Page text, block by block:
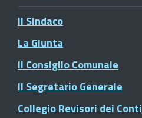
Il Sindaco
La Giunta
Il Consiglio Comunale
Il Segretario Generale
Collegio Revisori dei Conti